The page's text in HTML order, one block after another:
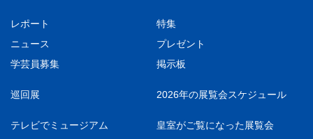
レポート
特集
ニュース
プレゼント
学芸員募集
掲示板
巡回展 2026年の展覧会スケジュール
テレビでミュージアム
皇室がご覧になった展覧会